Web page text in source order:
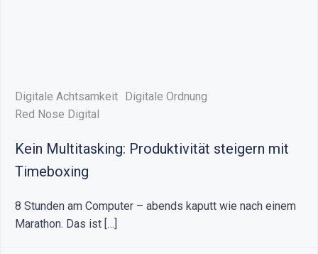
Digitale Achtsamkeit Digitale Ordnung
Red Nose Digital
Kein Multitasking: Produktivität steigern mit
Timeboxing
8 Stunden am Computer – abends kaputt wie nach einem
Marathon. Das ist […]